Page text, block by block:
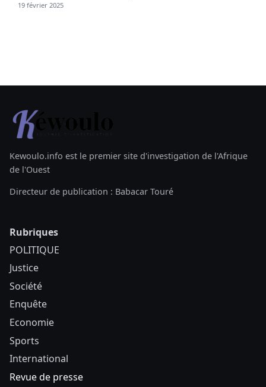
19 février 2025
Kewoulo.info est le premier site d'investigation de l'Afrique
de l'Ouest
Directeur de publication : Babacar Touré
Rubriques
POLITIQUE
Justice
Société
Enquête
Economie
Sports
International
Revue de presse